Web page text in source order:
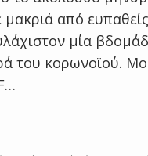
από
μία
του κορωνοϊού.